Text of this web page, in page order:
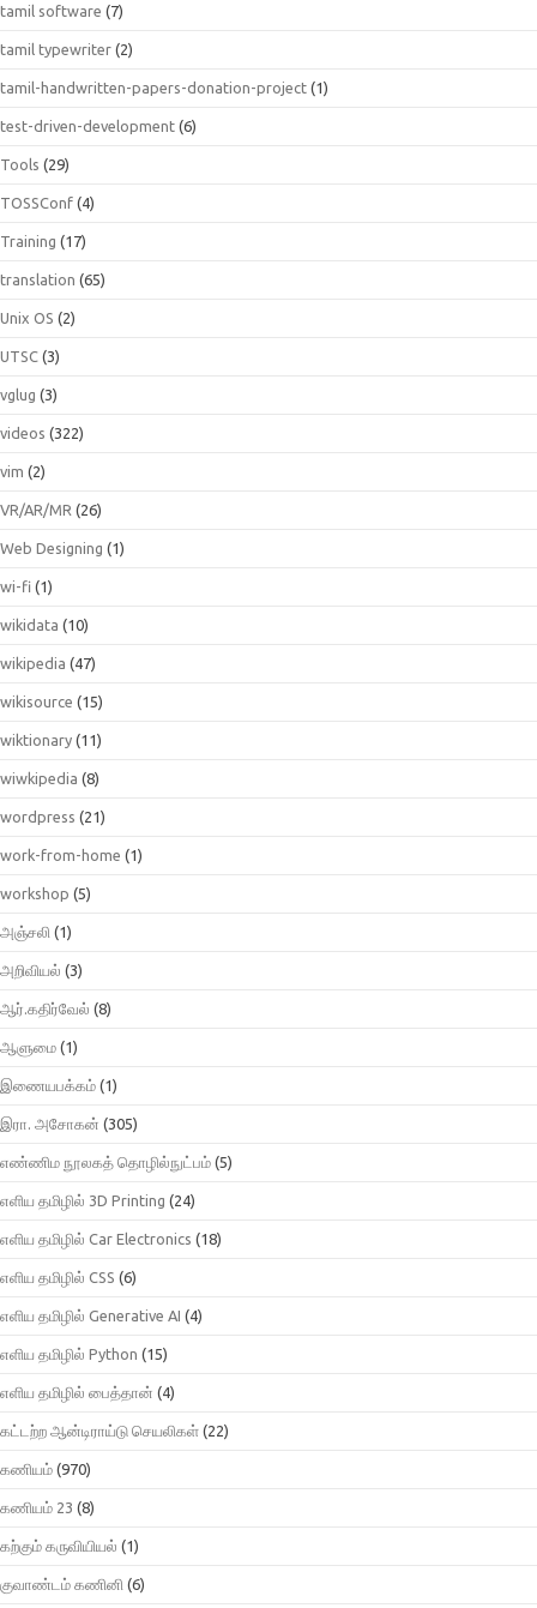
tamil software (7)
tamil typewriter (2)
tamil-handwritten-papers-donation-project (1)
test-driven-development (6)
Tools (29)
TOSSConf (4)
Training (17)
translation (65)
Unix OS (2)
UTSC (3)
vglug (3)
videos (322)
vim (2)
VR/AR/MR (26)
Web Designing (1)
wi-fi (1)
wikidata (10)
wikipedia (47)
wikisource (15)
wiktionary (11)
wiwkipedia (8)
wordpress (21)
work-from-home (1)
workshop (5)
அஞ்சலி (1)
அறிவியல் (3)
ஆர்.கதிர்வேல் (8)
ஆளுமை (1)
இணையபக்கம் (1)
இரா. அசோகன் (305)
எண்ணிம நூலகத் தொழில்நுட்பம் (5)
எளிய தமிழில் 3D Printing (24)
எளிய தமிழில் Car Electronics (18)
எளிய தமிழில் CSS (6)
எளிய தமிழில் Generative AI (4)
எளிய தமிழில் Python (15)
எளிய தமிழில் பைத்தான் (4)
கட்டற்ற ஆன்டிராய்டு செயலிகள் (22)
கணியம் (970)
கணியம் 23 (8)
கற்கும் கருவியியல் (1)
குவாண்டம் கணினி (6)